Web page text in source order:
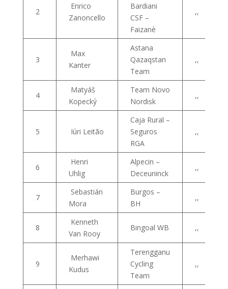
2
Enrico
Zanoncello
Bardiani
CSF –
Faizanè
,,
3
Max
Kanter
Astana
Qazaqstan
Team
,,
4
Matyáš
Kopecký
Team Novo
Nordisk
,,
5 Iúri Leitão
Caja Rural –
Seguros
RGA
,,
6
Henri
Uhlig
Alpecin –
Deceuninck
,,
7
Sebastián
Mora
Burgos –
BH
,,
8
Kenneth
Van Rooy
Bingoal WB ,,
9
Merhawi
Kudus
Terengganu
Cycling
Team
,,